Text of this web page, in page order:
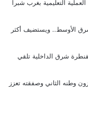
التعليمية بغرب شبرا
الأوسط.. ويستضيف أكثر
صحراء القنطرة شرق الداخلية تلقي
وطنه الثاني وصفقته تعزز